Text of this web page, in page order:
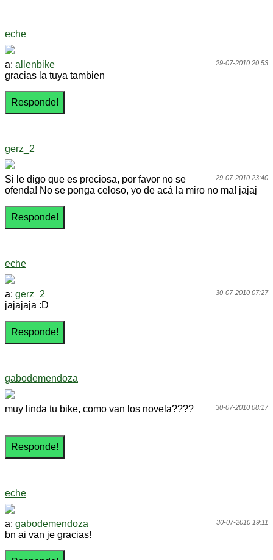
eche
29-07-2010 20:53
a: allenbike
gracias la tuya tambien
gerz_2
29-07-2010 23:40
Si le digo que es preciosa, por favor no se
ofenda! No se ponga celoso, yo de acá la miro no ma! jajaj
eche
30-07-2010 07:27
a: gerz_2
jajajaja :D
gabodemendoza
30-07-2010 08:17
muy linda tu bike, como van los novela????
eche
30-07-2010 19:11
a: gabodemendoza
bn ai van je gracias!